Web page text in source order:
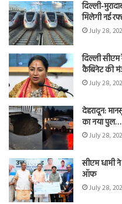
दिल्ली-
मिलेगी नई
July 28,
दिल्ली सीएम
कैबिनेट की
July 28,
देहरादून:
का नया पुल…
July 28,
सीएम धामी
ऑफ
July 28,